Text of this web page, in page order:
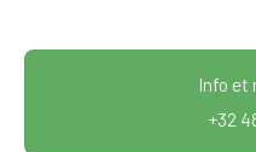
Info et
+32